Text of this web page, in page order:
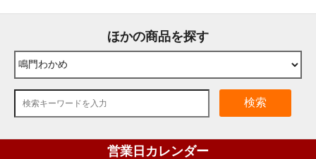
ほかの商品を探す
検索
営業日カレンダー